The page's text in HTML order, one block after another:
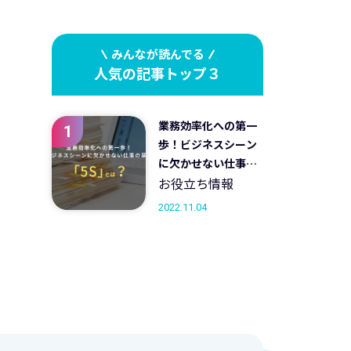
みんなが読んでる
人気の記事トップ３
1
業務効率化への第一
歩！ビジネスシーン
に欠かせない仕事の
基本 「5S」とは？
お役立ち情報
2022.11.04